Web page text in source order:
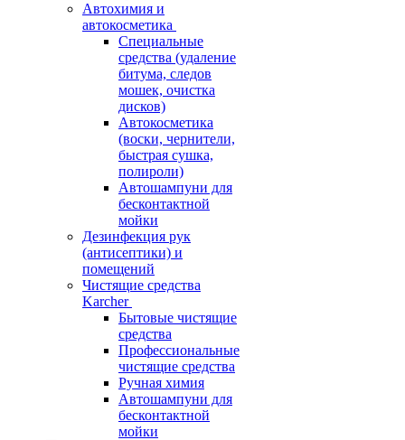
Автохимия и
автокосметика
Специальные
средства (удаление
битума, следов
мошек, очистка
дисков)
Автокосметика
(воски, чернители,
быстрая сушка,
полироли)
Автошампуни для
бесконтактной
мойки
Дезинфекция рук
(антисептики) и
помещений
Чистящие средства
Karcher
Бытовые чистящие
средства
Профессиональные
чистящие средства
Ручная химия
Автошампуни для
бесконтактной
мойки